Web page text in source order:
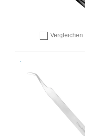
Vergleichen